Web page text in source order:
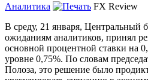
Аналитика
FX Review
В среду, 21 января, Центральный
ожиданиям аналитиков, принял
основной процентной ставки на
уровне 0,75%. По словам
Полоза, это решение было